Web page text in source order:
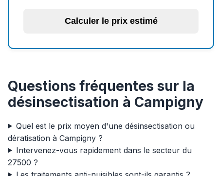
Calculer le prix estimé
Questions fréquentes sur la
désinsectisation à Campigny
Quel est le prix moyen d'une désinsectisation ou
dératisation à Campigny ?
Intervenez-vous rapidement dans le secteur du
27500 ?